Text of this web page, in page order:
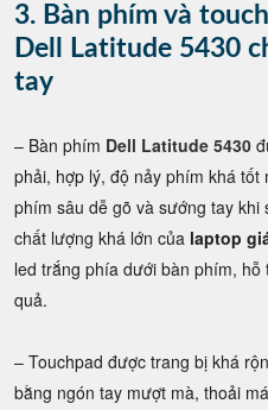
3. Bàn phím và
Dell Latitude 5430
tay
– Bàn phím Dell Latitude 5430
phải, hợp lý, độ nảy phím khá
phím sâu dễ gõ và sướng tay
chất lượng khá lớn của laptop
led trắng phía dưới bàn phím,
quả.
– Touchpad được trang bị khá
bằng ngón tay mượt mà, thoải